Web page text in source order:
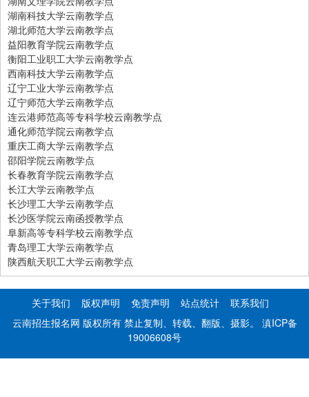
湖南科技大学云南教学点
湖北师范大学云南教学点
益阳教育学院云南教学点
衡阳工业职工大学云南教学点
西南科技大学云南教学点
辽宁工业大学云南教学点
辽宁师范大学云南教学点
连云港师范高等专科学校云南教学点
通化师范学院云南教学点
重庆工商大学云南教学点
邵阳学院云南教学点
长春教育学院云南教学点
长江大学云南教学点
长沙理工大学云南教学点
长沙医学院云南函授教学点
阜新高等专科学校云南教学点
青岛理工大学云南教学点
陕西航天职工大学云南教学点
关于我们 版权声明 免责声明 站点统计
联系我们
云南招生报名网 版权所有 禁止复制、转载、翻版、摄影。 滇ICP备
19006608号